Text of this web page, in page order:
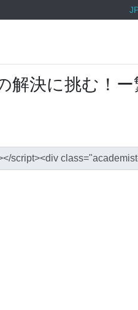
決に挑む！